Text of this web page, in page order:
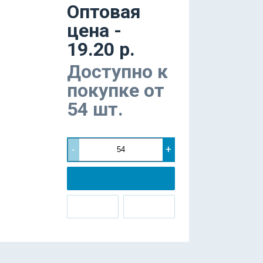
Оптовая
цена -
19.20 р.
Доступно к
покупке от
54 шт.
- +